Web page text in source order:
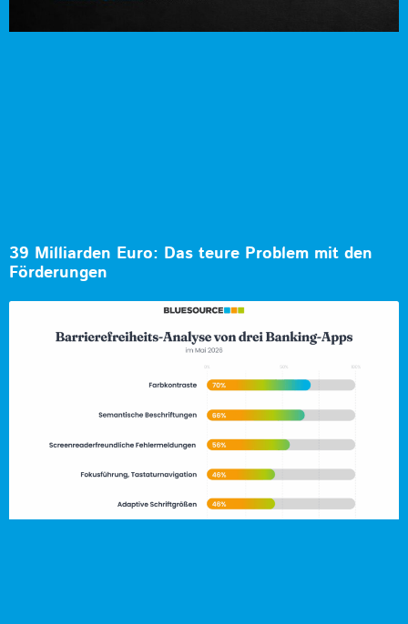
39 Milliarden Euro: Das teure Problem mit den
Förderungen